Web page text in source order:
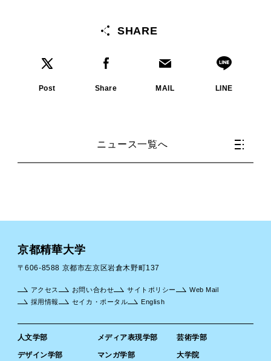
SHARE
Post Share MAIL LINE
ニュース一覧へ
京都精華大学
〒606-8588 京都市左京区岩倉木野町137
人文学部 メディア表現学部 芸術学部
デザイン学部 マンガ学部 大学院
アクセス お問い合わせ サイトポリシー
Web Mail
採用情報
セイカ・ポータル English